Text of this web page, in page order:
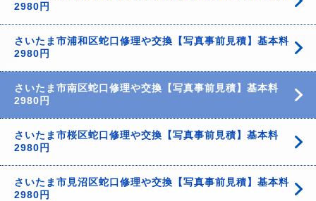
2980円
さいたま市浦和区蛇口修理や交換【写真事前見積】基本料
2980円
さいたま市南区蛇口修理や交換【写真事前見積】基本料
2980円
さいたま市桜区蛇口修理や交換【写真事前見積】基本料
2980円
さいたま市見沼区蛇口修理や交換【写真事前見積】基本料
2980円